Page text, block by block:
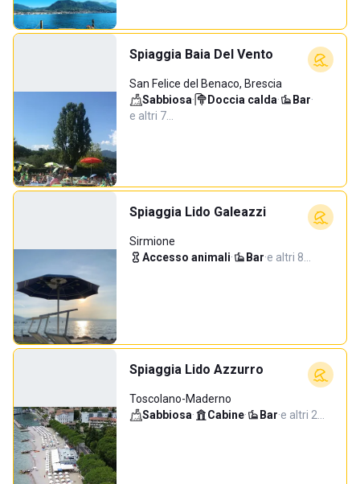
Spiaggia Baia Del Vento
San Felice del Benaco, Brescia
Sabbiosa· Doccia calda· Bar·
e altri 7…
Spiaggia Lido Galeazzi
Sirmione
Accesso animali· Bar·e altri 8…
Spiaggia Lido Azzurro
Toscolano-Maderno
Sabbiosa· Cabine· Bar·e altri 2…